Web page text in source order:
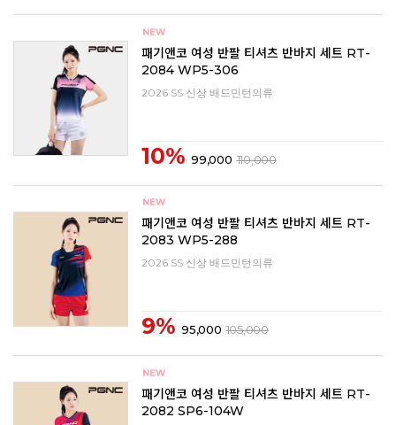
패기앤코 여성 반팔 티셔츠 반바지 세트 RT-
2084 WP5-306
2026 SS 신상 배드민턴의류
10% 99,000 110,000
패기앤코 여성 반팔 티셔츠 반바지 세트 RT-
2083 WP5-288
2026 SS 신상 배드민턴의류
9% 95,000 105,000
패기앤코 여성 반팔 티셔츠 반바지 세트 RT-
2082 SP6-104W